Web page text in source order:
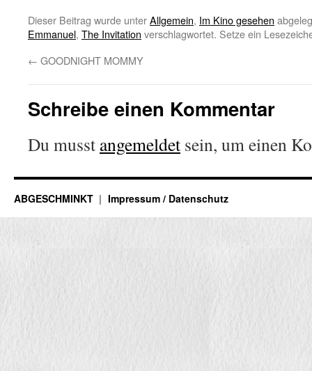
Dieser Beitrag wurde unterAllgemein, Im Kino gesehen
Emmanuel, The Invitation verschlagwortet. Setze ein
← GOODNIGHT MOMMY
Schreibe einen Kommentar
Du musst angemeldet sein, um einen
ABGESCHMINKT Impressum / Datenschutz